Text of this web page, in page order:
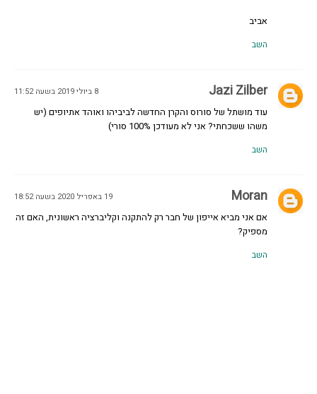
אביב
השב
Jazi Zilber 8 ביולי 2019 בשעה 11:52
עוד מושתל של סורוס והקרן החדשה לביביהו ואוהד אתיופים (יש
משהו ששכחתי? אני לא מעודכן 100% סורי)
השב
Moran 19 באפריל 2020 בשעה 18:52
אם אני מביא אייפון של חבר רק להתקנה וקליברציה ראשונית, האם זה
מספיק?
השב